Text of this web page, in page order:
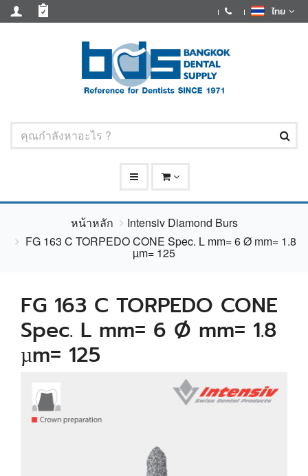
ไทย
หน้าหลัก
Intensiv Diamond Burs
FG 163 C TORPEDO CONE Spec. L mm= 6 Ø mm= 1.8
µm= 125
FG 163 C TORPEDO CONE
Spec. L mm= 6 Ø mm= 1.8
µm= 125